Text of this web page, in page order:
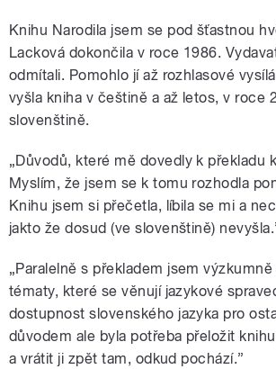
Knihu Narodila jsem se pod šťastnou
Lacková dokončila v roce 1986.
odmítali. Pomohlo jí až rozhlasové
vyšla kniha v češtině a až letos, v roce
slovenštině.
„Důvodů, které mě dovedly k překladu
Myslím, že jsem se k tomu rozhodla
Knihu jsem si přečetla, líbila se mi a
jakto že dosud (ve slovenštině)
„Paralelně s překladem jsem
tématy, které se věnují jazykové
dostupnost slovenského jazyka pro
důvodem ale byla potřeba přeložit
a vrátit ji zpět tam, odkud pochází.”